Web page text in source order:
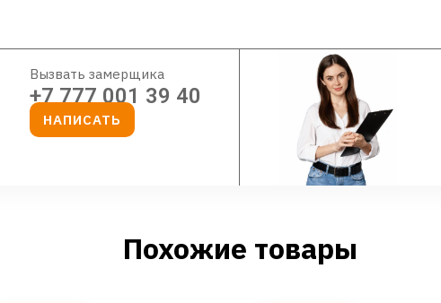
Вызвать замерщика
+7 777 001 39 40
НАПИСАТЬ
Похожие товары